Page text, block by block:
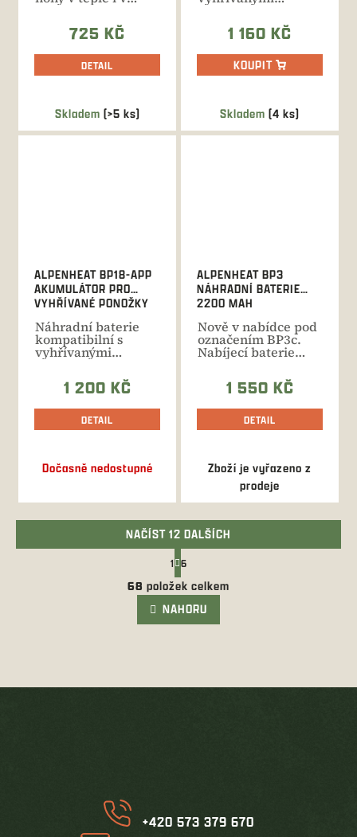
Skladem (>5 ks)
náročných
725 KČ
DETAIL
Skladem (4 ks)
ponožkami s
dálkovým...
1 160 KČ
KOUPIT
Dočasně nedostupné
ALPENHEAT BP18-APP
AKUMULÁTOR PRO
VYHŘÍVANÉ PONOŽKY
Náhradní baterie
kompatibilní s
vyhřívanými
ponožkami typu
AJ19, AJ21, AJ22,...
1 200 KČ
DETAIL
Zboží je vyřazeno z
prodeje
ALPENHEAT BP3
NÁHRADNÍ BATERIE
2200 MAH
Nově v nabídce pod
označením BP3c.
Nabíjecí baterie
kompatibilní s...
1 550 KČ
DETAIL
O
v
l
á
í
i
NAČÍST 12 DALŠÍCH
S
t
r
á
n
k
í
1 6
68 položek celkem
NAHORU
+420 573 379 670